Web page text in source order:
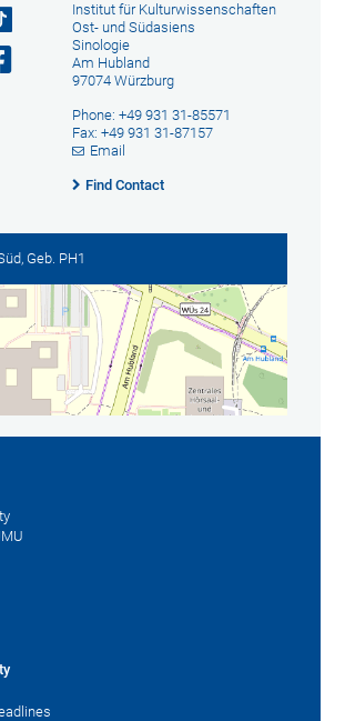
Institut für Kulturwissenschaften
Ost- und Südasiens
Sinologie
Am Hubland
97074 Würzburg
Phone: +49 931 31-85571
Fax: +49 931 31-87157
Email
Find Contact
Geb. PH1